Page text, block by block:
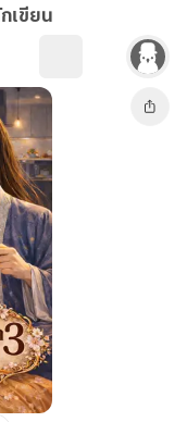
เขียน